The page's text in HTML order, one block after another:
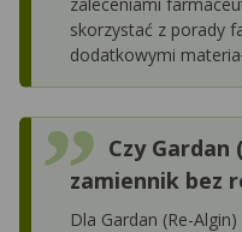
skorzystać z porady
dodatkowymi
Czy Gardan
zamiennik bez
Dla Gardan (Re-